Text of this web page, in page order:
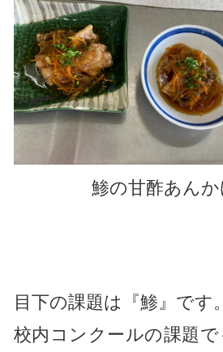
鯵の甘酢あんか
目下の課題は『鯵』です。
校内コンクールの課題